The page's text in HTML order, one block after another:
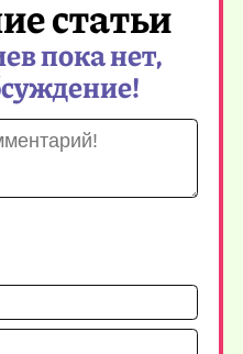
статьи
пока нет,
Имя*